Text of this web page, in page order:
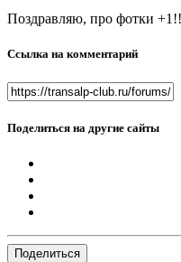
Поздравляю, про фотки
Ссылка на комментарий
Поделиться на другие сайты
Поделиться